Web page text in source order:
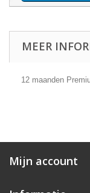
MEER
12 maanden
Mijn account